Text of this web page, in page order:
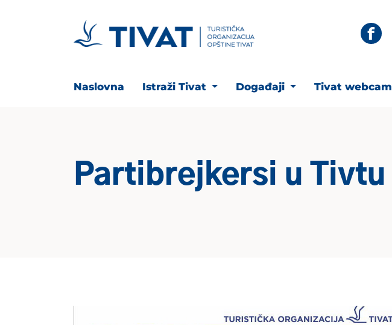
Naslovna Istraži Tivat Događaji Tivat webcam
Partibrejkersi u Tivtu